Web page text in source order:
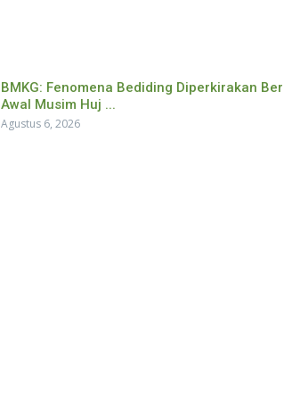
BMKG: Fenomena Bediding Diperkirakan
Awal Musim Huj ...
Agustus 6, 2026